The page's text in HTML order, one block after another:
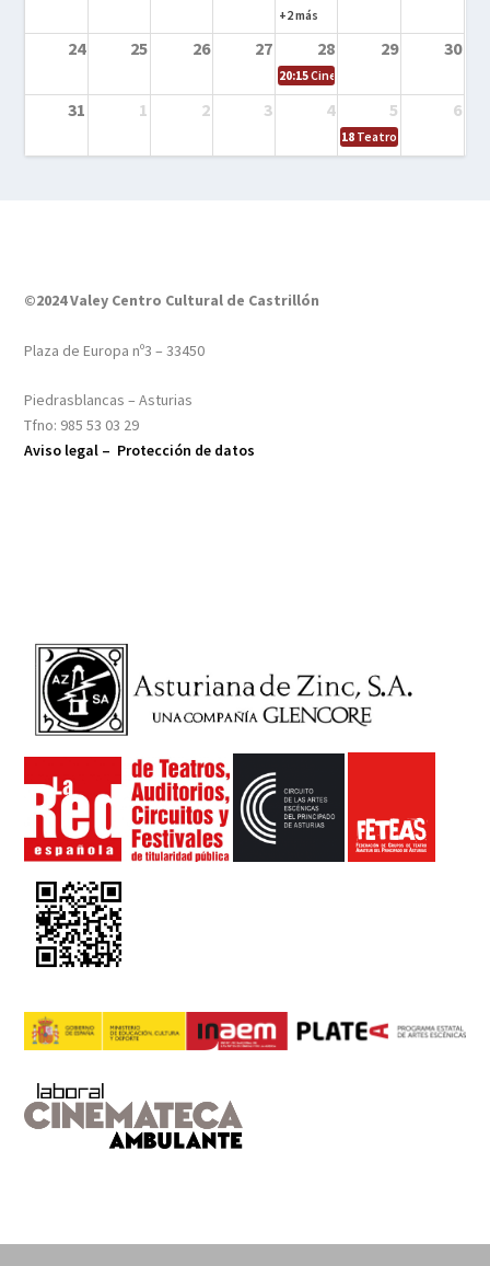
+2 más
24 25 26 27 28 29 30
20:15Cine en el calle – Tintín y el
31 1 2 3 4 5 6
18 Teatro – Tres
©2024 Valey Centro Cultural de Castrillón
Plaza de Europa nº3 – 33450
Piedrasblancas – Asturias
Tfno: 985 53 03 29
Aviso legal – Protección de datos